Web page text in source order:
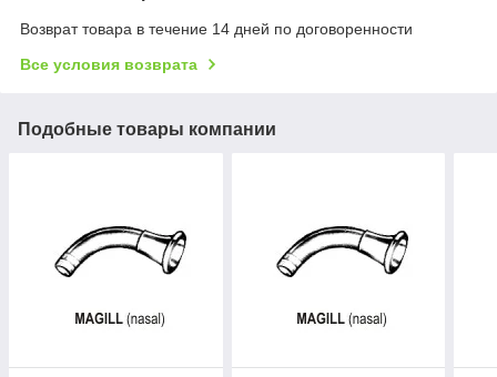
Возврат товара в течение 14 дней по договоренности
Все условия возврата
Подобные товары компании